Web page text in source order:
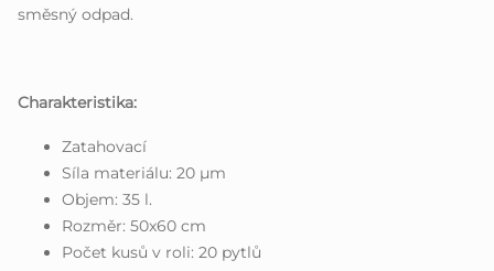
směsný odpad.
Charakteristika:
Zatahovací
Síla materiálu: 20 µm
Objem: 35 l.
Rozměr: 50x60 cm
Počet kusů v roli: 20 pytlů